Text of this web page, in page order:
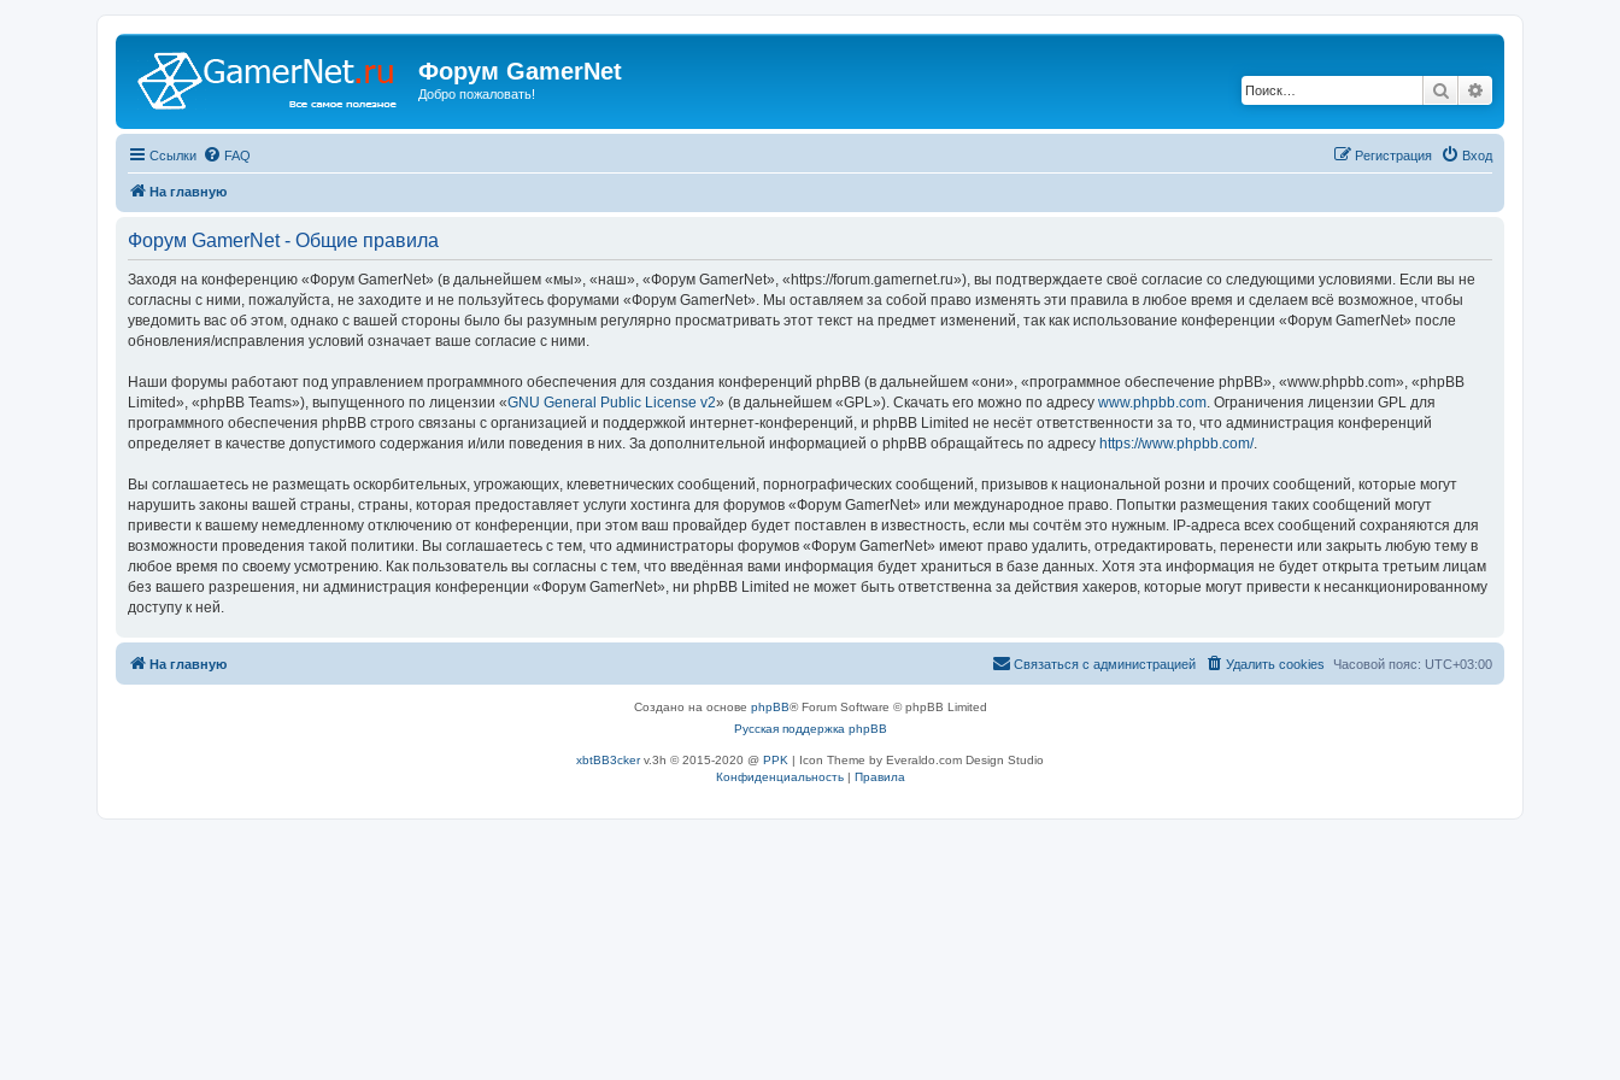
Форум GamerNet
Добро пожаловать! Поиск
Ссылки FAQ Вход
Регистрация
На главную
Форум GamerNet - Общие правила
Заходя на конференцию «Форум GamerNet» (в дальнейшем «мы», «наш», «Форум GamerNet», «https://forum.gamernet.ru»), вы подтверждаете своё согласие со следующими условиями. Если вы не
согласны с ними, пожалуйста, не заходите и не пользуйтесь форумами «Форум GamerNet». Мы оставляем за собой право изменять эти правила в любое время и сделаем всё возможное, чтобы
уведомить вас об этом, однако с вашей стороны было бы разумным регулярно просматривать этот текст на предмет изменений, так как использование конференции «Форум GamerNet» после
обновления/исправления условий означает ваше согласие с ними.
Наши форумы работают под управлением программного обеспечения для создания конференций phpBB (в дальнейшем «они», «программное обеспечение phpBB», «www.phpbb.com», «phpBB
Limited», «phpBB Teams»), выпущенного по лицензии «GNU General Public License v2» (в дальнейшем «GPL»). Скачать его можно по адресу www.phpbb.com . Ограничения лицензии GPL для
программного обеспечения phpBB строго связаны с организацией и поддержкой интернет-конференций, и phpBB Limited не несёт ответственности за то, что администрация конференций
определяет в качестве допустимого содержания и/или поведения в них. За дополнительной информацией о phpBB обращайтесь по адресу https://www.phpbb.com/.
Вы соглашаетесь не размещать оскорбительных, угрожающих, клеветнических сообщений, порнографических сообщений, призывов к национальной розни и прочих сообщений, которые могут
нарушить законы вашей страны, страны, которая предоставляет услуги хостинга для форумов «Форум GamerNet» или международное право. Попытки размещения таких сообщений могут
привести к вашему немедленному отключению от конференции, при этом ваш провайдер будет поставлен в известность, если мы сочтём это нужным. IP-адреса всех сообщений сохраняются для
возможности проведения такой политики. Вы соглашаетесь с тем, что администраторы форумов «Форум GamerNet» имеют право удалить, отредактировать, перенести или закрыть любую тему в
любое время по своему усмотрению. Как пользователь вы согласны с тем, что введённая вами информация будет храниться в базе данных. Хотя эта информация не будет открыта третьим лицам
без вашего разрешения, ни администрация конференции «Форум GamerNet», ни phpBB Limited не может быть ответственна за действия хакеров, которые могут привести к несанкционированному
доступу к ней.
На главную Часовой пояс: UTC+03:00
Удалить cookies
Связаться с администрацией
Создано на основе phpBB® Forum Software © phpBB Limited
Русская поддержка phpBB
xbtBB3ckerv.3h © 2015-2020 @ PPK | Icon Theme by Everaldo.com Design Studio
Конфиденциальность| Правила